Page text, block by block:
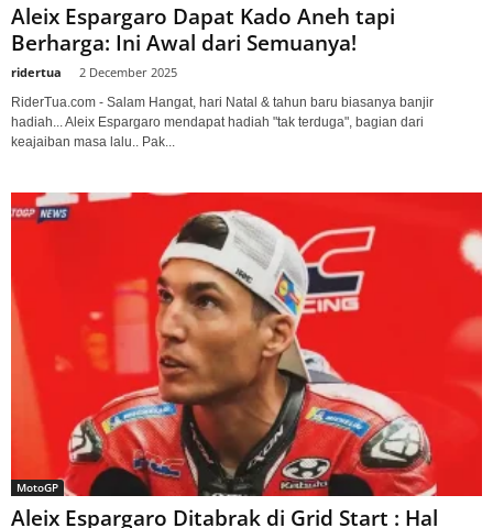
Aleix Espargaro Dapat Kado Aneh tapi
Berharga: Ini Awal dari Semuanya!
ridertua 2 December 2025
RiderTua.com - Salam Hangat, hari Natal & tahun baru biasanya banjir
hadiah... Aleix Espargaro mendapat hadiah "tak terduga", bagian dari
keajaiban masa lalu.. Pak...
MotoGP
Aleix Espargaro Ditabrak di Grid Start : Hal